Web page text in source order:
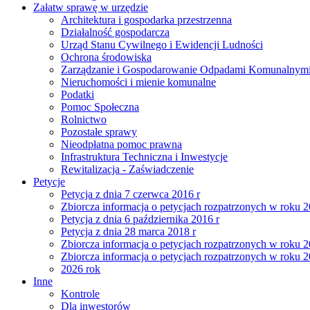
Załatw sprawę w urzędzie
Architektura i gospodarka przestrzenna
Działalność gospodarcza
Urząd Stanu Cywilnego i Ewidencji Ludności
Ochrona środowiska
Zarządzanie i Gospodarowanie Odpadami Komunalnymi
Nieruchomości i mienie komunalne
Podatki
Pomoc Społeczna
Rolnictwo
Pozostałe sprawy
Nieodpłatna pomoc prawna
Infrastruktura Techniczna i Inwestycje
Rewitalizacja - Zaświadczenie
Petycje
Petycja z dnia 7 czerwca 2016 r
Zbiorcza informacja o petycjach rozpatrzonych w roku
Petycja z dnia 6 października 2016 r
Petycja z dnia 28 marca 2018 r
Zbiorcza informacja o petycjach rozpatrzonych w roku
Zbiorcza informacja o petycjach rozpatrzonych w roku
2026 rok
Inne
Kontrole
Dla inwestorów